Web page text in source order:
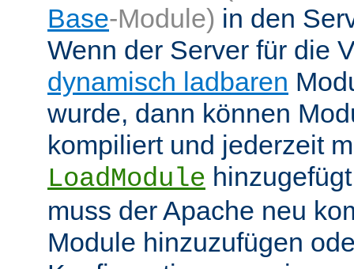
Base-Module) in den
Wenn der Server für die
dynamisch ladbaren
wurde, dann können
kompiliert und jederzeit
LoadModule
muss der Apache neu
Module hinzuzufügen